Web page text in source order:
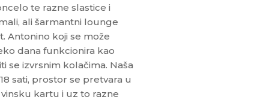
te razne slastice i
ali šarmantni lounge
Antonino koji se može
dana funkcionira kao
se izvrsnim kolačima. Naša
sati, prostor se pretvara u
kartu i uz to razne